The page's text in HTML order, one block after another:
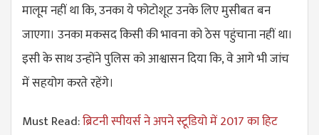
मालूम नहीं था कि, उनका ये फोटोशूट उनके लिए मुसीबत बन
जाएगा। उनका मकसद किसी की भावना को ठेस पहुंचाना नहीं था।
इसी के साथ उन्होंने पुलिस को आश्वासन दिया कि, वे आगे भी जांच
में सहयोग करते रहेंगे।
Must Read:ब्रिटनी स्पीयर्स ने अपने स्टूडियो में 2017 का हिट